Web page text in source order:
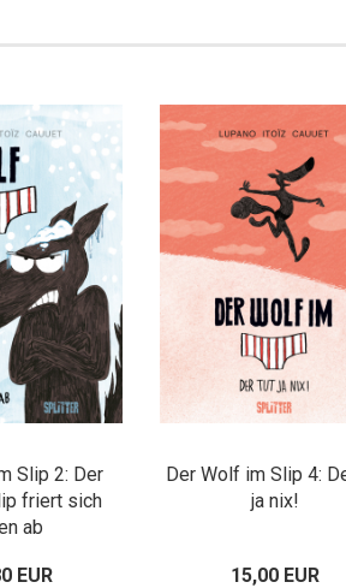
Slip 2: Der
friert sich
ab
EUR
Der Wolf im Slip 4:
ja nix!
15,00 EUR